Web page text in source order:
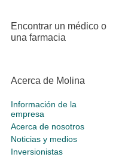
Encontrar un médico o
una farmacia
Acerca de Molina
Información de la
empresa
Acerca de nosotros
Noticias y medios
Inversionistas